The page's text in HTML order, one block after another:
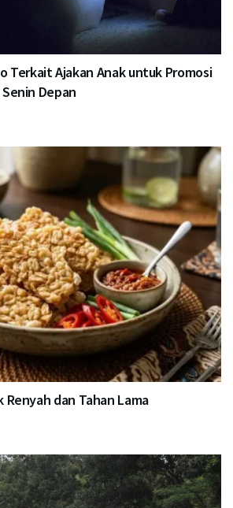
Terkait Ajakan Anak untuk Promosi
Depan
Renyah dan Tahan Lama